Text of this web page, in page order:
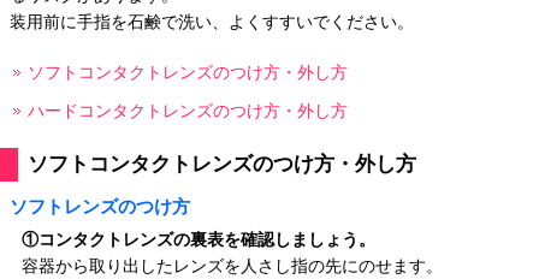
装用前に手指を石鹸で洗い、よくすすいでください。
ソフトコンタクトレンズのつけ方・外し方
ハードコンタクトレンズのつけ方・外し方
ソフトコンタクトレンズのつけ方・外し方
ソフトレンズのつけ方
①コンタクトレンズの裏表を確認しましょう。
容器から取り出したレンズを人さし指の先にのせます。